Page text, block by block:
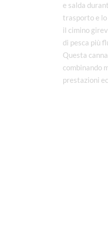
e salda
trasporto e lo
il cimino
di pesca più
Questa
combinando
prestazioni